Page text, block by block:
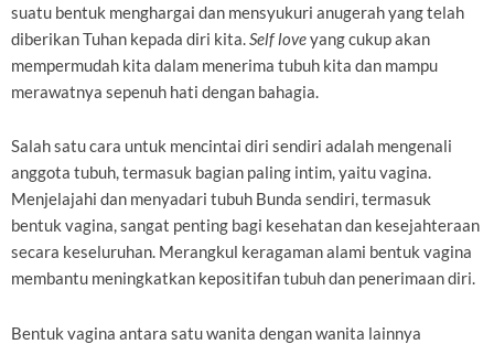
suatu bentuk menghargai dan mensyukuri anugerah yang telah
diberikan Tuhan kepada diri kita.Self loveyang cukup akan
mempermudah kita dalam menerima tubuh kita dan mampu
merawatnya sepenuh hati dengan bahagia.
Salah satu cara untuk mencintai diri sendiri adalah mengenali
anggota tubuh, termasuk bagian paling intim, yaitu vagina.
Menjelajahi dan menyadari tubuh Bunda sendiri, termasuk
bentuk vagina, sangat penting bagi kesehatan dan kesejahteraan
secara keseluruhan. Merangkul keragaman alami bentuk vagina
membantu meningkatkan kepositifan tubuh dan penerimaan diri.
Bentuk vagina antara satu wanita dengan wanita lainnya